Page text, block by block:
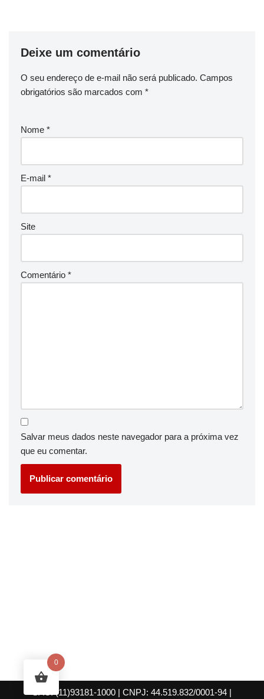
Deixe um comentário
O seu endereço de e-mail não será publicado. Campos
obrigatórios são marcados com *
Nome *
E-mail *
Site
Comentário *
Salvar meus dados neste navegador para a próxima vez
que eu comentar.
SAC: (11)93181-1000 | CNPJ: 44.519.832/0001-94 |
0